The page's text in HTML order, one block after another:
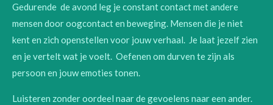
Gedurende de avond leg je constant contact met andere
mensen door oogcontact en beweging. Mensen die je niet
kent en zich openstellen voor jouw verhaal. Je laat jezelf zien
en je vertelt wat je voelt. Oefenen om durven te zijn als
persoon en jouw emoties tonen.
Luisteren zonder oordeel naar de gevoelens naar een ander.